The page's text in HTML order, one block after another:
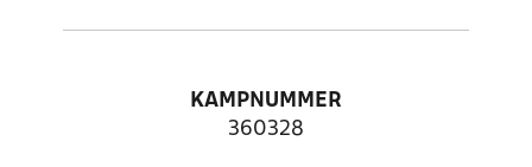
KAMPNUMMER
360328